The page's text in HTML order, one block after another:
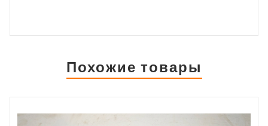
КОРРЕКТИРОВКА
ЦЕН, УТОЧНЯЙТЕ ПО
Похожие товары